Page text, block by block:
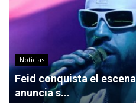
Noticias
Feid conquista el
anuncia s...